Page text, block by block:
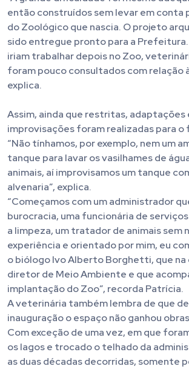
então construídos sem levar em conta
do Zoológico que nascia. O projeto
sido entregue pronto para a
iriam trabalhar depois no Zoo,
foram pouco consultados com relação
explica.
Assim, ainda que restritas, adaptações
improvisações foram realizadas para
“Não tínhamos, por exemplo, nem um
tanque para lavar os vasilhames de
animais, aí improvisamos um tanque
alvenaria”, explica.
“Começamos com um administrador
burocracia, uma funcionária de
a limpeza, um tratador de animais sem
experiência e orientado por mim, eu
o biólogo Ivo Alberto Borghetti, que na
diretor de Meio Ambiente e que
implantação do Zoo”, recorda Patrícia.
A veterinária também lembra de que
inauguração o espaço não ganhou
Com exceção de uma vez, em que
os lagos e trocado o telhado da
as duas décadas decorridas, somente